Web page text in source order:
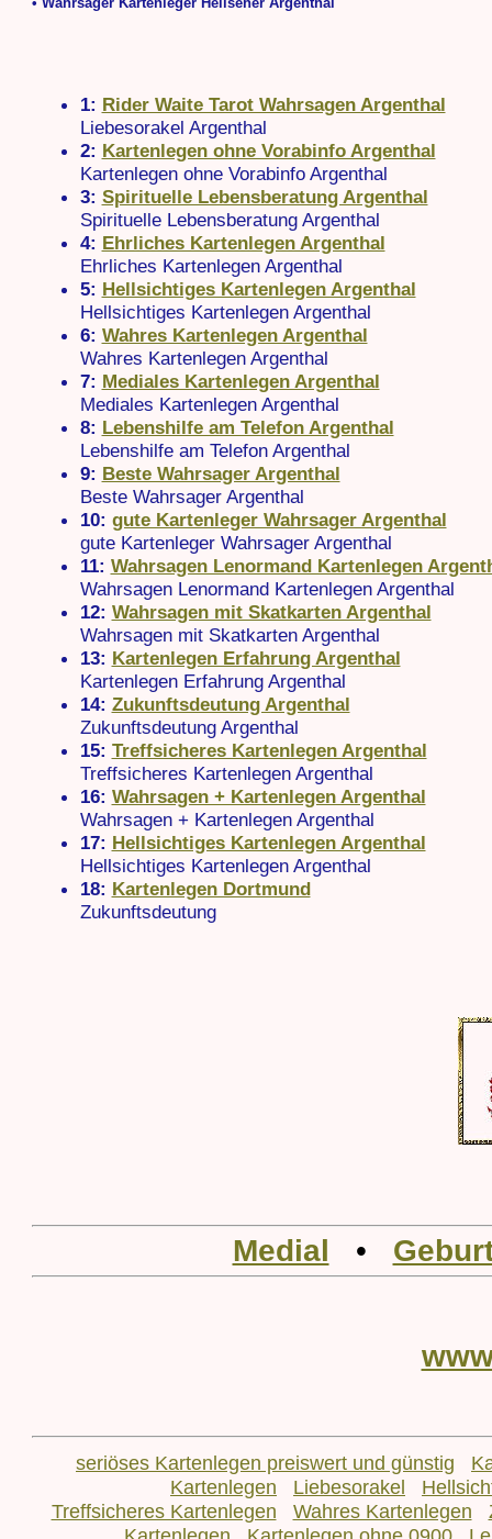
1: Rider Waite Tarot Wahrsagen Argenthal
Liebesorakel Argenthal
2: Kartenlegen ohne Vorabinfo Argenthal
Kartenlegen ohne Vorabinfo Argenthal
3: Spirituelle Lebensberatung Argenthal
Spirituelle Lebensberatung Argenthal
4: Ehrliches Kartenlegen Argenthal
Ehrliches Kartenlegen Argenthal
5: Hellsichtiges Kartenlegen Argenthal
Hellsichtiges Kartenlegen Argenthal
6: Wahres Kartenlegen Argenthal
Wahres Kartenlegen Argenthal
7: Mediales Kartenlegen Argenthal
Mediales Kartenlegen Argenthal
8: Lebenshilfe am Telefon Argenthal
Lebenshilfe am Telefon Argenthal
9: Beste Wahrsager Argenthal
Beste Wahrsager Argenthal
10: gute Kartenleger Wahrsager Argenthal
gute Kartenleger Wahrsager Argenthal
11: Wahrsagen Lenormand Kartenlegen
Wahrsagen Lenormand Kartenlegen Argenthal
12: Wahrsagen mit Skatkarten Argenthal
Wahrsagen mit Skatkarten Argenthal
13: Kartenlegen Erfahrung Argenthal
Kartenlegen Erfahrung Argenthal
14: Zukunftsdeutung Argenthal
Zukunftsdeutung Argenthal
15: Treffsicheres Kartenlegen Argenthal
Treffsicheres Kartenlegen Argenthal
16: Wahrsagen + Kartenlegen Argenthal
Wahrsagen + Kartenlegen Argenthal
17: Hellsichtiges Kartenlegen Argenthal
Hellsichtiges Kartenlegen Argenthal
18: Kartenlegen Dortmund
Zukunftsdeutung
Medial •
seriöses Kartenlegen preiswert und günstig
Kartenlegen
Liebesorakel
Treffsicheres Kartenlegen
Wahres Kartenlegen